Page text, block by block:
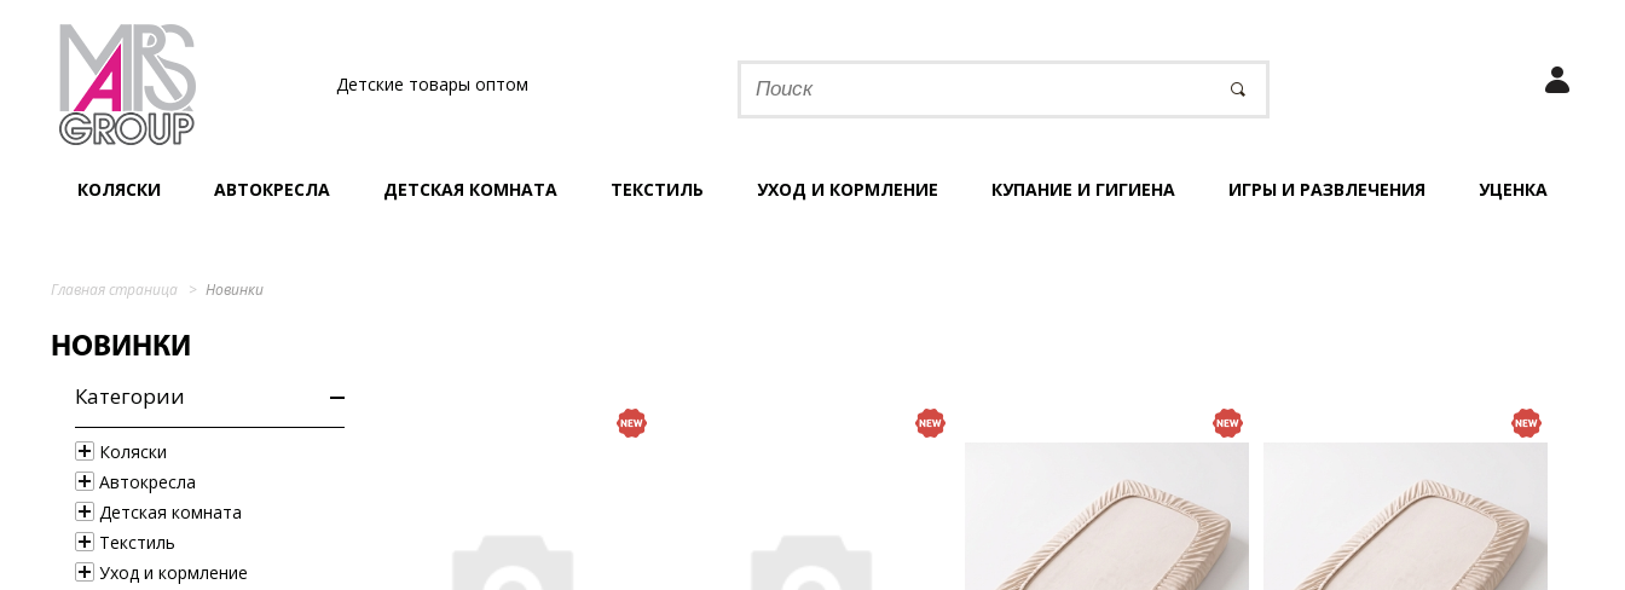
Детские товары оптом
КОЛЯСКИ АВТОКРЕСЛА ДЕТСКАЯ КОМНАТА ТЕКСТИЛЬ УХОД И КОРМЛЕНИЕ КУПАНИЕ И ГИГИЕНА ИГРЫ И РАЗВЛЕЧЕНИЯ УЦЕНКА
Главная страница Новинки
НОВИНКИ
Категории
Коляски
Автокресла
Детская комната
Текстиль
Уход и кормление